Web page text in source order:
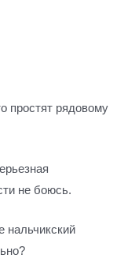
простят рядовому
не боюсь.
нальчикский